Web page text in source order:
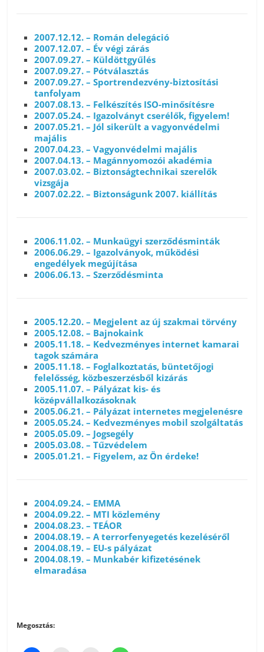
2007.12.12. – Román delegáció
2007.12.07. – Év végi zárás
2007.09.27. – Küldöttgyűlés
2007.09.27. – Pótválasztás
2007.09.27. – Sportrendezvény-biztosítási
tanfolyam
2007.08.13. – Felkészítés ISO-minősítésre
2007.05.24. – Igazolványt cserélők, figyelem!
2007.05.21. – Jól sikerült a vagyonvédelmi
majális
2007.04.23. – Vagyonvédelmi majális
2007.04.13. – Magánnyomozói akadémia
2007.03.02. – Biztonságtechnikai szerelők
vizsgája
2007.02.22. – Biztonságunk 2007. kiállítás
2006.11.02. – Munkaügyi szerződésminták
2006.06.29. – Igazolványok, működési
engedélyek megújítása
2006.06.13. – Szerződésminta
2005.12.20. – Megjelent az új szakmai törvény
2005.12.08. – Bajnokaink
2005.11.18. – Kedvezményes internet kamarai
tagok számára
2005.11.18. – Foglalkoztatás, büntetőjogi
felelősség, közbeszerzésből kizárás
2005.11.07. – Pályázat kis- és
középvállalkozásoknak
2005.06.21. – Pályázat internetes megjelenésre
2005.05.24. – Kedvezményes mobil szolgáltatás
2005.05.09. – Jogsegély
2005.03.08. – Tűzvédelem
2005.01.21. – Figyelem, az Ön érdeke!
2004.09.24. – EMMA
2004.09.22. – MTI közlemény
2004.08.23. – TEÁOR
2004.08.19. – A terrorfenyegetés kezeléséről
2004.08.19. – EU-s pályázat
2004.08.19. – Munkabér kifizetésének
elmaradása
Megosztás: